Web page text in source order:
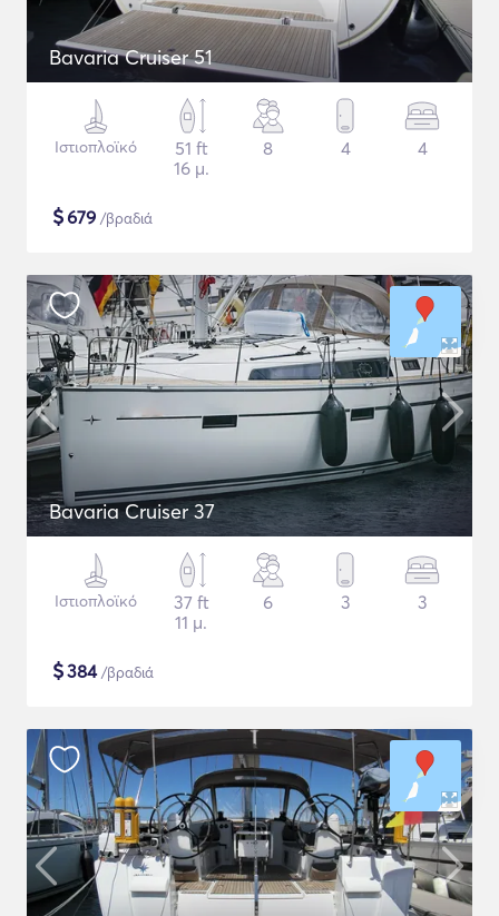
Bavaria Cruiser 51
Ιστιοπλοϊκό
51 ft
16 μ.
8 4 4
$679 /βραδιά
Bavaria Cruiser 37
Ιστιοπλοϊκό
37 ft
11 μ.
6 3 3
$384/βραδιά